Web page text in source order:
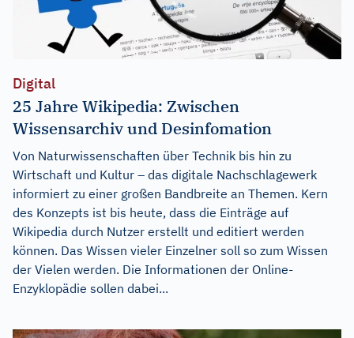
Digital
25 Jahre Wikipedia: Zwischen
Wissensarchiv und Desinfomation
Von Naturwissenschaften über Technik bis hin zu
Wirtschaft und Kultur – das digitale Nachschlagewerk
informiert zu einer großen Bandbreite an Themen. Kern
des Konzepts ist bis heute, dass die Einträge auf
Wikipedia durch Nutzer erstellt und editiert werden
können. Das Wissen vieler Einzelner soll so zum Wissen
der Vielen werden. Die Informationen der Online-
Enzyklopädie sollen dabei...